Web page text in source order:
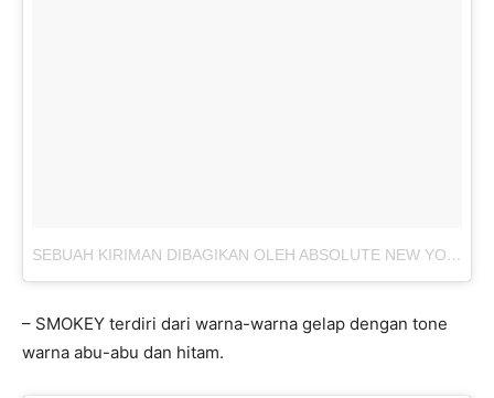
SEBUAH KIRIMAN DIBAGIKAN OLEH ABSOLUTE NEW YORK INDONESIA (@ABSOLUTENEWYORK_ID)
– SMOKEY terdiri dari warna-warna gelap dengan tone
warna abu-abu dan hitam.